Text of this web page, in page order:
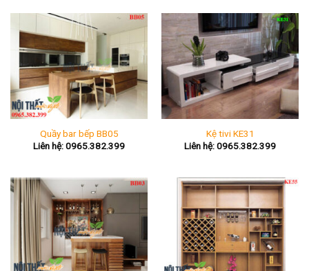
Quầy bar bếp BB05
Liên hệ: 0965.382.399
Kệ tivi KE31
Liên hệ: 0965.382.399